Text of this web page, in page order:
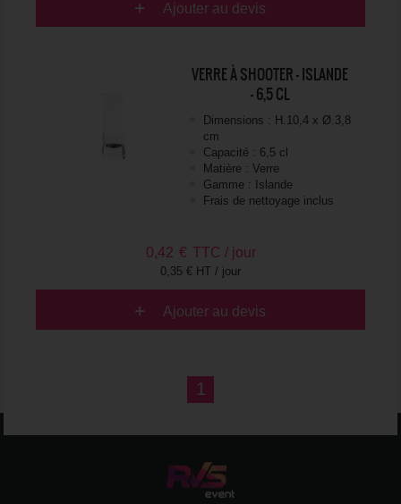
Ajouter au devis
VERRE À SHOOTER - ISLANDE
- 6,5 CL
Dimensions : H.10,4 x Ø.3,8
cm
Capacité : 6,5 cl
Matière : Verre
Gamme : Islande
Frais de nettoyage inclus
0,42 € TTC / jour
0,35 € HT / jour
Ajouter au devis
1